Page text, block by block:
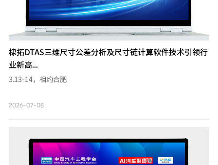
棣拓DTAS三维尺寸公差分析及尺寸链计算软件技术引领行
业新高...
3.13-14，相约合肥
2026-07-08